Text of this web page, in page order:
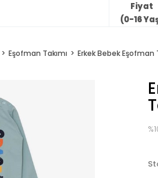
Fiyat
(0-16
Eşofman Takımı Erkek Bebek Eşofman